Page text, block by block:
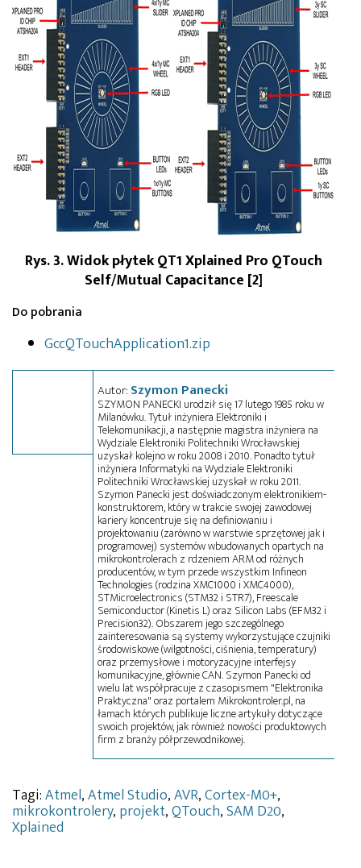
Rys. 3. Widok płytek QT1 Xplained Pro QTouch
Self/Mutual Capacitance [2]
Do pobrania
GccQTouchApplication1.zip
Autor: Szymon Panecki
SZYMON PANECKI urodził się 17 lutego 1985 roku w
Milanówku. Tytuł inżyniera Elektroniki i
Telekomunikacji, a następnie magistra inżyniera na
Wydziale Elektroniki Politechniki Wrocławskiej
uzyskał kolejno w roku 2008 i 2010. Ponadto tytuł
inżyniera Informatyki na Wydziale Elektroniki
Politechniki Wrocławskiej uzyskał w roku 2011.
Szymon Panecki jest doświadczonym elektronikiem-
konstruktorem, który w trakcie swojej zawodowej
kariery koncentruje się na definiowaniu i
projektowaniu (zarówno w warstwie sprzętowej jak i
programowej) systemów wbudowanych opartych na
mikrokontrolerach z rdzeniem ARM od różnych
producentów, w tym przede wszystkim Infineon
Technologies (rodzina XMC1000 i XMC4000),
STMicroelectronics (STM32 i STR7), Freescale
Semiconductor (Kinetis L) oraz Silicon Labs (EFM32 i
Precision32). Obszarem jego szczególnego
zainteresowania są systemy wykorzystujące czujniki
środowiskowe (wilgotności, ciśnienia, temperatury)
oraz przemysłowe i motoryzacyjne interfejsy
komunikacyjne, głównie CAN. Szymon Panecki od
wielu lat współpracuje z czasopismem "Elektronika
Praktyczna" oraz portalem Mikrokontroler.pl, na
łamach których publikuje liczne artykuły dotyczące
swoich projektów, jak również nowości produktowych
firm z branży półprzewodnikowej.
Tagi:Atmel,Atmel Studio,AVR,Cortex-M0+,
mikrokontrolery, projekt,QTouch,SAM D20,
Xplained